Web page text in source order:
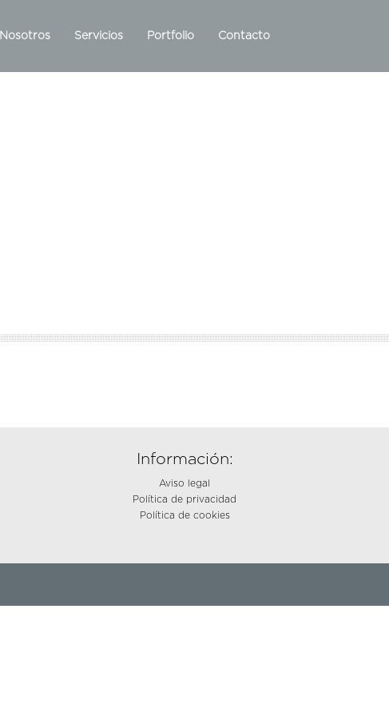
Nosotros Servicios Portfolio Contacto
Información:
Aviso legal
Política de privacidad
Política de cookies